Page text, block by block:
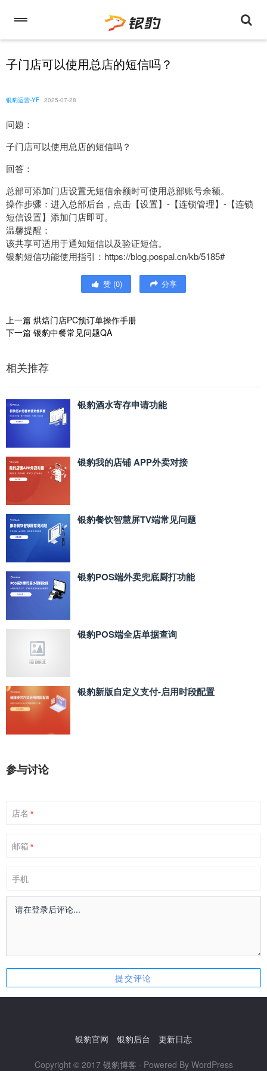
子门店可以使用总店的短信吗？
银豹运营-YF 2025-07-28
问题：
子门店可以使用总店的短信吗？
回答：
总部可添加门店设置无短信余额时可使用总部账号余额。
操作步骤：进入总部后台，点击【设置】-【连锁管理】-【连锁
短信设置】添加门店即可。
温馨提醒：
该共享可适用于通知短信以及验证短信。
银豹短信功能使用指引：https://blog.pospal.cn/kb/5185#
赞 (0) 分享
上一篇 烘焙门店PC预订单操作手册
下一篇 银豹中餐常见问题QA
相关推荐
银豹酒水寄存申请功能
银豹我的店铺 APP外卖对接
银豹餐饮智慧屏TV端常见问题
银豹POS端外卖兜底厨打功能
银豹POS端全店单据查询
银豹新版自定义支付‑启用时段配置
参与讨论
店名 *
邮箱 *
手机
银豹官网 银豹后台 更新日志
Copyright © 2017 银豹博客 · Powered By WordPress